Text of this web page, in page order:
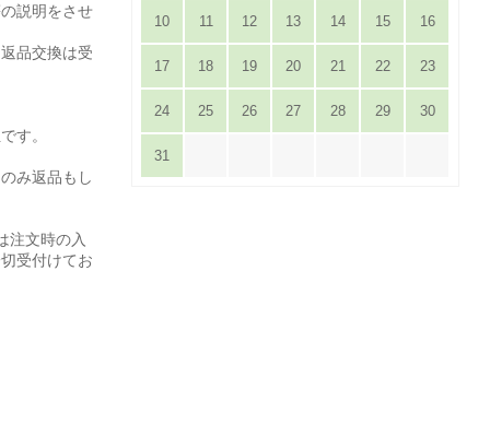
説明をさせ
品交換は受
す。
み返品もし
注文時の入
受付けてお
10 11 12 13 14 15 16
17 18 19 20 21 22 23
24 25 26 27 28 29 30
31